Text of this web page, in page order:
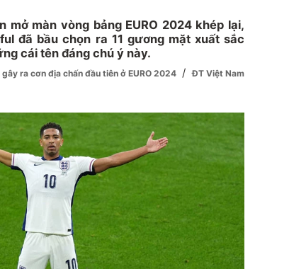
mở màn vòng bảng EURO 2024 khép lại,
đã bầu chọn ra 11 gương mặt xuất sắc
cái tên đáng chú ý này.
ra cơn địa chấn đầu tiên ở EURO 2024 / ĐT Việt Nam